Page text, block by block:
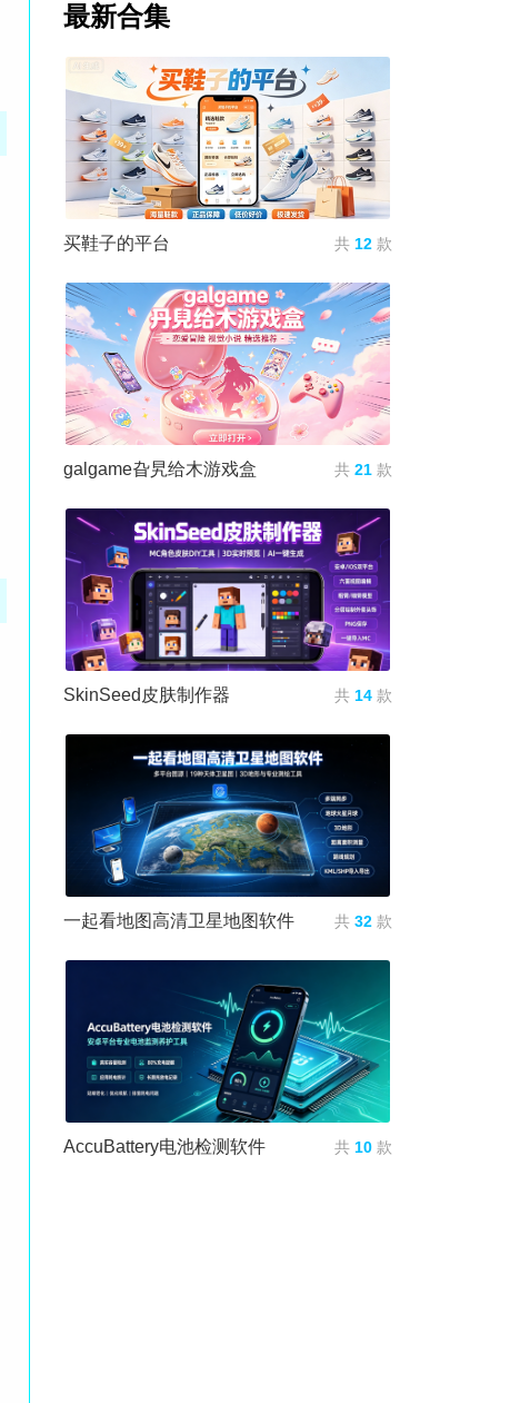
最新合集
买鞋子的平台 共 12 款
galgame旮旯给木游戏盒 共 21 款
SkinSeed皮肤制作器 共 14 款
一起看地图高清卫星地图软件 共 32 款
AccuBattery电池检测软件 共 10 款